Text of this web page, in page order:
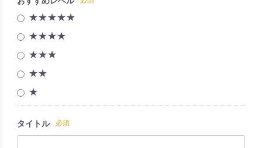
★★★★★
★★★★
★★★
★★
★
タイトル 必須